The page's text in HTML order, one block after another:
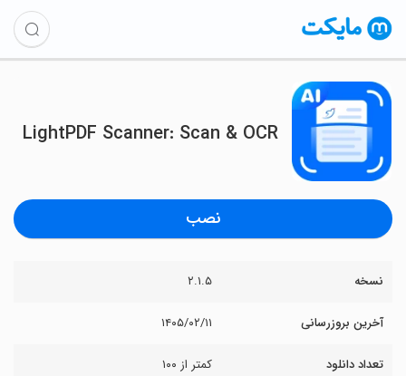
LightPDF Scanner: Scan & OCR
نصب
نسخه ۲.۱.۵
آخرین بروزرسانی ۱۴۰۵/۰۲/۱۱
تعداد دانلود کمتر از ۱۰۰